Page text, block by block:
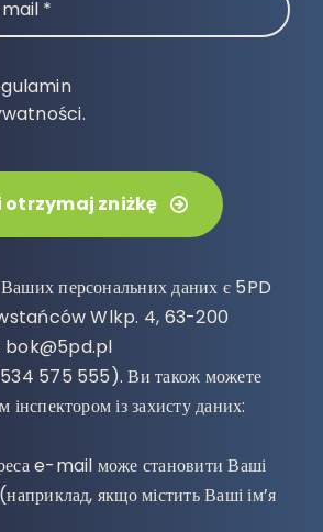
otrzymaj zniżkę
персональних даних є 5PD
Wlkp. 4, 63-200
575 555). Ви також можете
інспектором із захисту даних:
e-mail може становити Ваші
якщо містить Ваші ім’я